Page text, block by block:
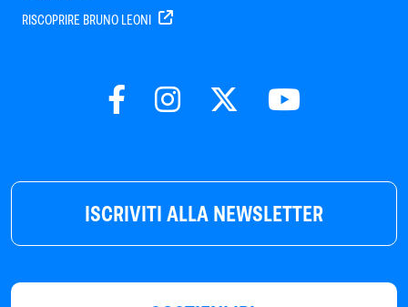
ISCRIVITI ALLA NEWSLETTER
RISCOPRIRE BRUNO LEONI